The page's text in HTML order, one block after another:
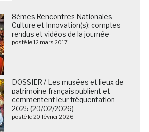
8èmes Rencontres Nationales
Culture et Innovation(s): comptes-
rendus et vidéos de la journée
posté le 12 mars 2017
DOSSIER / Les musées et lieux de
patrimoine français publient et
commentent leur fréquentation
2025 (20/02/2026)
posté le 20 février 2026